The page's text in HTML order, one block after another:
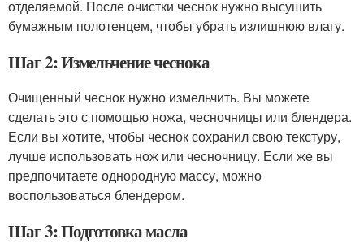
отделяемой. После очистки чеснок нужно высушить
бумажным полотенцем, чтобы убрать излишнюю влагу.
Шаг 2: Измельчение чеснока
Очищенный чеснок нужно измельчить. Вы можете
сделать это с помощью ножа, чесночницы или блендера.
Если вы хотите, чтобы чеснок сохранил свою текстуру,
лучше использовать нож или чесночницу. Если же вы
предпочитаете однородную массу, можно
воспользоваться блендером.
Шаг 3: Подготовка масла